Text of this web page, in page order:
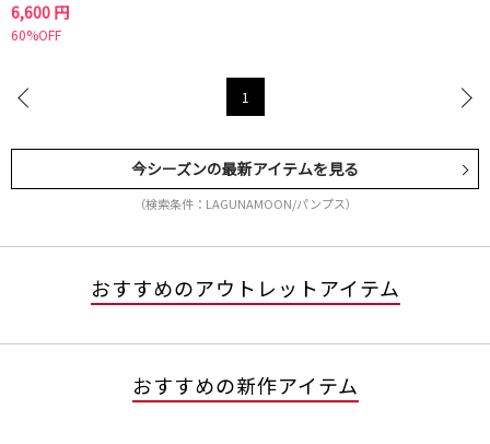
6,600 円
60%OFF
1
今シーズンの最新アイテムを見る
（検索条件：LAGUNAMOON/パンプス）
おすすめのアウトレットアイテム
おすすめの新作アイテム